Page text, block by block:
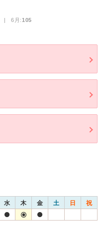
| 6月:105
水 木 金 土 日 祝